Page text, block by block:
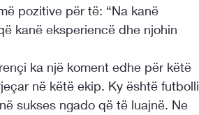
pozitive për të: “Na kanë
kanë eksperiencë dhe njohin
ka një koment edhe për këtë
në këtë ekip. Ky është futbolli
sukses ngado që të luajnë. Ne